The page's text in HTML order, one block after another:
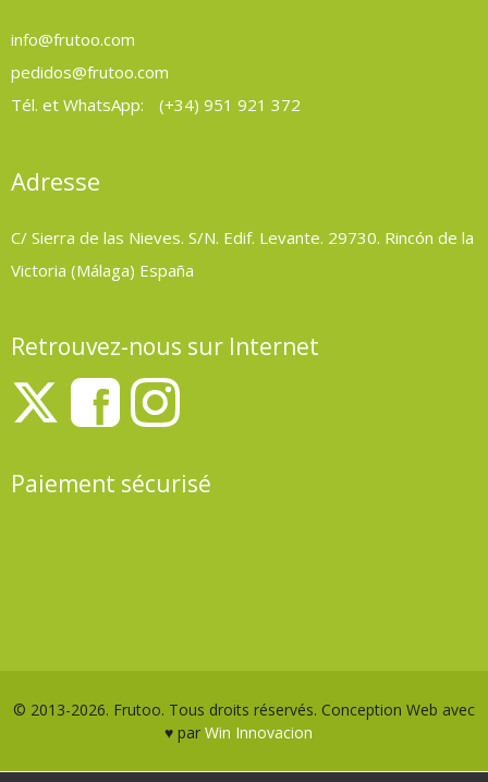
info@frutoo.com
pedidos@frutoo.com
Tél. et WhatsApp:
(+34) 951 921 372
Adresse
C/ Sierra de las Nieves. S/N. Edif. Levante. 29730. Rincón de la
Victoria (Málaga) España
Retrouvez-nous sur Internet
Paiement sécurisé
© 2013-2026. Frutoo. Tous droits réservés. Conception Web avec
♥ par Win Innovacion